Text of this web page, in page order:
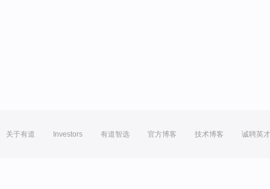
关于有道 Investors 有道智选 官方博客 技术博客 诚聘英才